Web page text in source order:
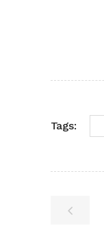
Tags: